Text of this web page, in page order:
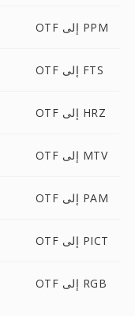
OTF إلى PPM
OTF إلى FTS
OTF إلى HRZ
OTF إلى MTV
OTF إلى PAM
OTF إلى PICT
OTF إلى RGB